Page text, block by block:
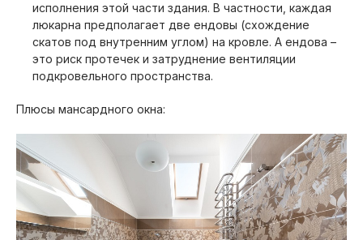
исполнения этой части здания. В частности, каждая
люкарна предполагает две ендовы (схождение
скатов под внутренним углом) на кровле. А ендова –
это риск протечек и затруднение вентиляции
подкровельного пространства.
Плюсы мансардного окна: